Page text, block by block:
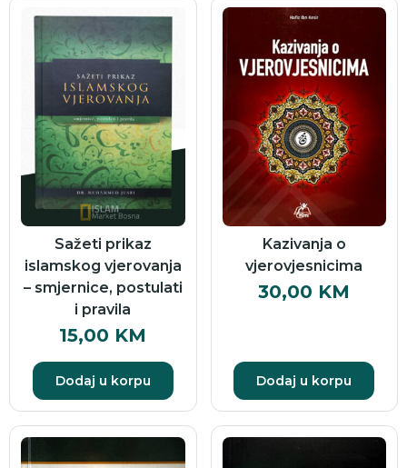
Sažeti prikaz
islamskog vjerovanja
– smjernice, postulati
i pravila
15,00 KM
Dodaj u korpu
Kazivanja o
vjerovjesnicima
30,00 KM
Dodaj u korpu